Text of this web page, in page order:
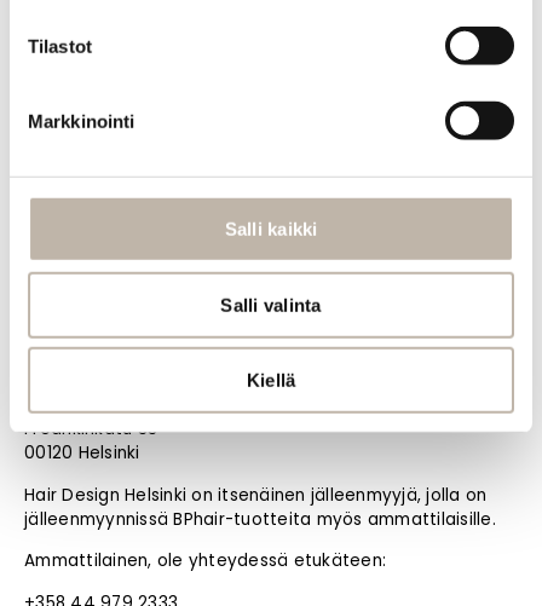
Tilastot
Markkinointi
Salli kaikki
Salli valinta
Kiellä
Jälleenmyyjät
BPHAIR OY
+358 44 777 7505
info@bphair.fi
Hair Design Helsinki
Fredrikinkatu 33
00120 Helsinki
Hair Design Helsinki on itsenäinen jälleenmyyjä, jolla on
jälleenmyynnissä BPhair-tuotteita myös ammattilaisille.
Ammattilainen, ole yhteydessä etukäteen: